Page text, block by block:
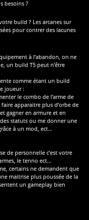
besoins ?
build ? Les arcanes sur
pour contrer des lacunes
à l’abandon, on ne
un build T5 peut n’être
comme étant un build
joueur :
le combo de l’arme de
apparaitre plus d’orbe de
gagner en armure et en
statuts ou me donner une
à un mod, ect…
de personnelle c’est votre
le tenno ect…
certains ne demandent que
maitrise plus poussée de la
un gameplay bien